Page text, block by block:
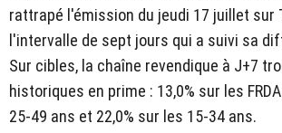
rattrapé l'émission du jeudi 17 juillet sur
l'intervalle de sept jours qui a suivi sa
Sur cibles, la chaîne revendique à J+7
historiques en prime : 13,0% sur les
25-49 ans et 22,0% sur les 15-34 ans.